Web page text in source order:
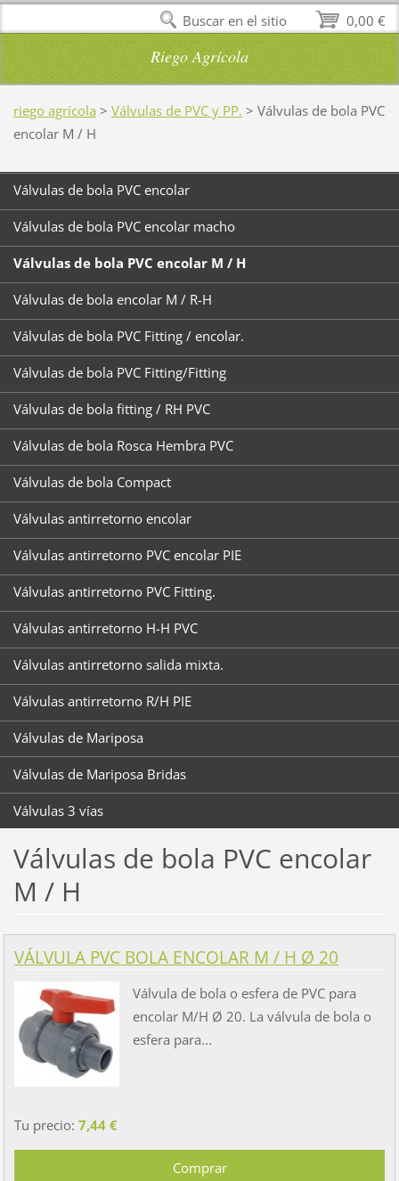
Riego Agrícola
riego agrícola > Válvulas de PVC y PP. > Válvulas de bola PVC
encolar M / H
Válvulas de bola PVC encolar
Válvulas de bola PVC encolar macho
Válvulas de bola PVC encolar M / H
Válvulas de bola encolar M / R-H
Válvulas de bola PVC Fitting / encolar.
Válvulas de bola PVC Fitting/Fitting
Válvulas de bola fitting / RH PVC
Válvulas de bola Rosca Hembra PVC
Válvulas de bola Compact
Válvulas antirretorno encolar
Válvulas antirretorno PVC encolar PIE
Válvulas antirretorno PVC Fitting.
Válvulas antirretorno H-H PVC
Válvulas antirretorno salida mixta.
Válvulas antirretorno R/H PIE
Válvulas de Mariposa
Válvulas de Mariposa Bridas
Válvulas 3 vías
Válvulas de bola PVC encolar
M / H
VÁLVULA PVC BOLA ENCOLAR M / H Ø 20
Válvula de bola o esfera de PVC para
encolar M/H Ø 20. La válvula de bola o
esfera para...
Tu precio: 7,44 €
0,00 €
Buscar en el sitio